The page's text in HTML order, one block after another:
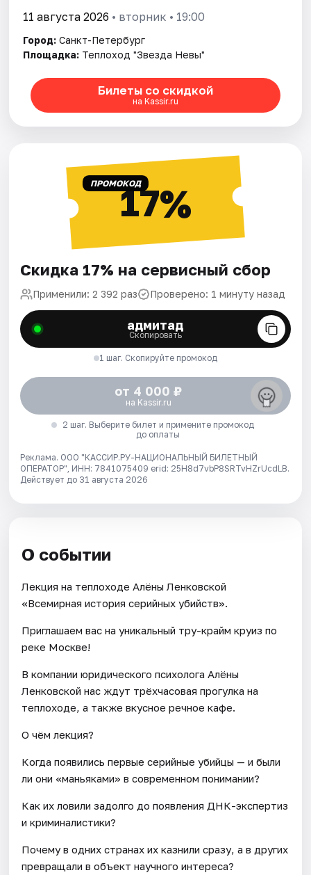
11 августа 2026 • вторник • 19:00
Город: Санкт-Петербург
Площадка: Теплоход "Звезда Невы"
Билеты со скидкой
на Kassir.ru
ПРОМОКОД17%
Скидка 17% на сервисный сбор
Применили: 2 392 раз Проверено: 1 минуту назад
адмитад
Скопировать
1 шаг. Скопируйте промокод
от 4 000 ₽
на Kassir.ru
2 шаг. Выберите билет и примените промокод
до оплаты
Реклама. ООО "КАССИР.РУ-НАЦИОНАЛЬНЫЙ БИЛЕТНЫЙ
ОПЕРАТОР", ИНН: 7841075409 erid: 25H8d7vbP8SRTvHZrUcdLB.
Действует до 31 августа 2026
О событии
Лекция на теплоходе Алёны Ленковской
«Всемирная история серийных убийств».
Приглашаем вас на уникальный тру-крайм круиз по
реке Москве!
В компании юридического психолога Алёны
Ленковской нас ждут трёхчасовая прогулка на
теплоходе, а также вкусное речное кафе.
О чём лекция?
Когда появились первые серийные убийцы — и были
ли они «маньяками» в современном понимании?
Как их ловили задолго до появления ДНК-экспертиз
и криминалистики?
Почему в одних странах их казнили сразу, а в других
превращали в объект научного интереса?